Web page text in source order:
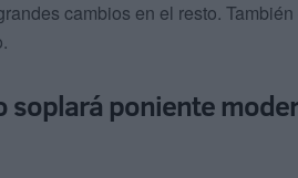
cambios en el resto.
soplará poniente